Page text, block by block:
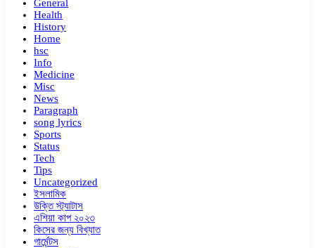
General
Health
History
Home
hsc
Info
Medicine
Misc
News
Paragraph
song lyrics
Sports
Status
Tech
Tips
Uncategorized
ইসলামিক
উক্তি স্ট্যাটাস
এশিয়া কাপ ২০২৩
কিসের জন্য বিখ্যাত
গার্মেন্টস